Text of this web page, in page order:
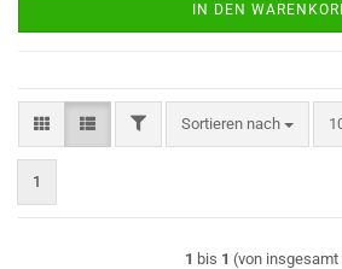
IN DEN
FILTERSortieren nach
Sortieren nach
1
1 bis 1 (von insgesamt